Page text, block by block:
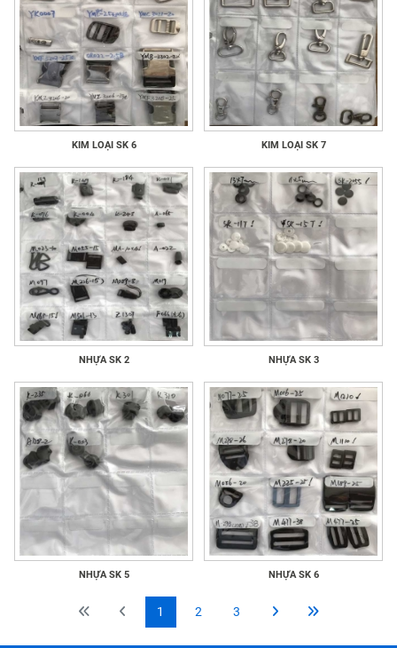
KIM LOẠI SK 6 KIM LOẠI SK 7
NHỰA SK 2 NHỰA SK 3
NHỰA SK 5 NHỰA SK 6
1 2 3